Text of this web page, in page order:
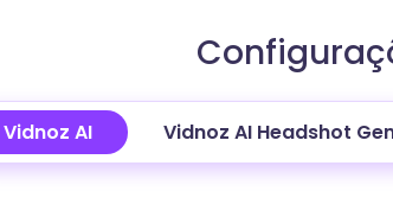
Vidnoz AI Vidnoz AI Headshot